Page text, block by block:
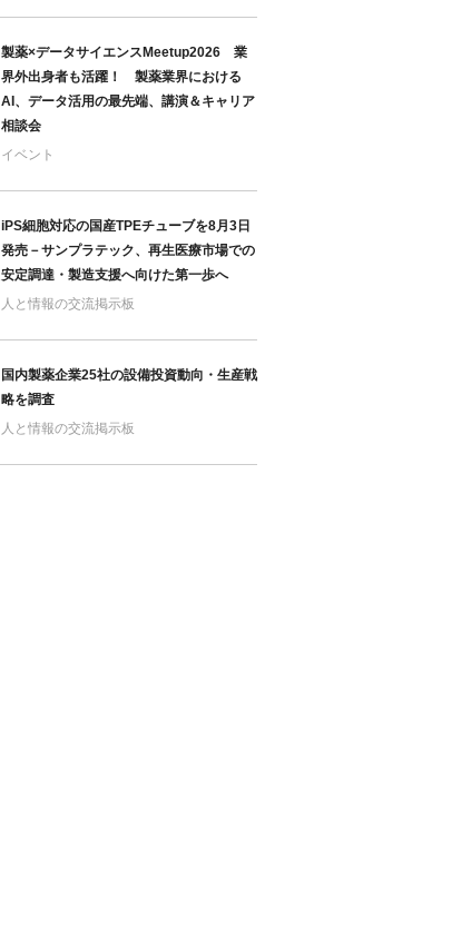
製薬×データサイエンスMeetup2026 業
界外出身者も活躍！ 製薬業界における
AI、データ活用の最先端、講演＆キャリア
相談会
イベント
iPS細胞対応の国産TPEチューブを8月3日
発売－サンプラテック、再生医療市場での
安定調達・製造支援へ向けた第一歩へ
人と情報の交流掲示板
国内製薬企業25社の設備投資動向・生産戦
略を調査
人と情報の交流掲示板